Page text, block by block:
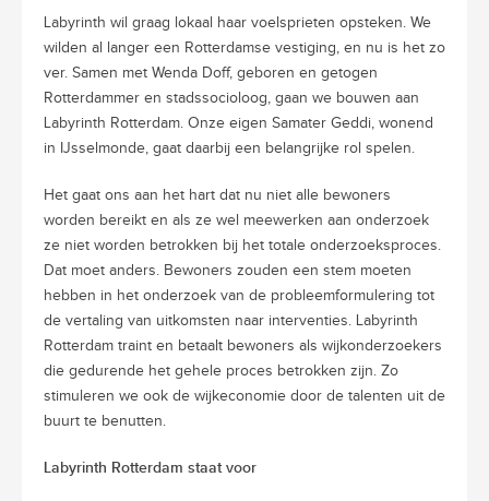
Labyrinth wil graag lokaal haar voelsprieten opsteken. We
wilden al langer een Rotterdamse vestiging, en nu is het zo
ver. Samen met Wenda Doff, geboren en getogen
Rotterdammer en stadssocioloog, gaan we bouwen aan
Labyrinth Rotterdam. Onze eigen Samater Geddi, wonend
in IJsselmonde, gaat daarbij een belangrijke rol spelen.
Het gaat ons aan het hart dat nu niet alle bewoners
worden bereikt en als ze wel meewerken aan onderzoek
ze niet worden betrokken bij het totale onderzoeksproces.
Dat moet anders. Bewoners zouden een stem moeten
hebben in het onderzoek van de probleemformulering tot
de vertaling van uitkomsten naar interventies. Labyrinth
Rotterdam traint en betaalt bewoners als wijkonderzoekers
die gedurende het gehele proces betrokken zijn. Zo
stimuleren we ook de wijkeconomie door de talenten uit de
buurt te benutten.
Labyrinth Rotterdam staat voor